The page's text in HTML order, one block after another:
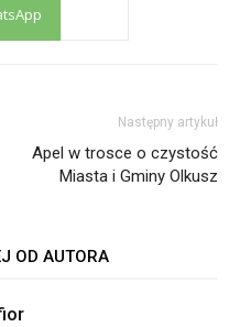
Następny artykuł
Apel w trosce o czystość
Miasta i Gminy Olkusz
OD AUTORA